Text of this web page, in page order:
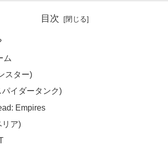
目次
ム
スター)
イダータンク)
Empires
リア)